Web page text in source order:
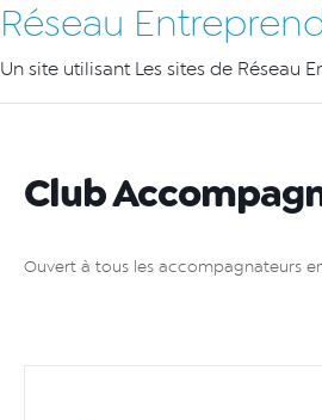
Réseau
Un site utilisant Les sites de Réseau
Club
Ouvert à tous les accompagnateurs